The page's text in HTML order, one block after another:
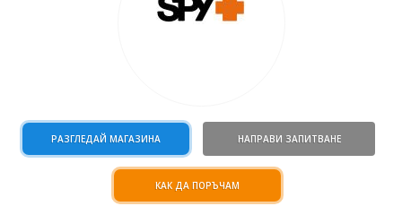
РАЗГЛЕДАЙ МАГАЗИНА НАПРАВИ ЗАПИТВАНЕ
КАК ДА ПОРЪЧАМ